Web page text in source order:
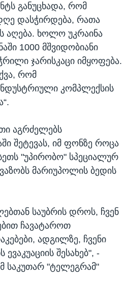
განუცხადა, რომ
დასჭირდება, რათა
აღება. ხოლო უკრაინა
1000 მშვიდობიანი
ჯარისკაცი იმყოფება.
რომ
კომპლექსის
აგრძელებს
შეტევას, იმ ფონზე როცა
"უპირობო" სპეციალურ
მარიუპოლის ბედის
საუბრის დროს, ჩვენ
ჩავატაროთ
ადგილზე, ჩვენი
შესახებ", -
საკუთარ "ტელეგრამ"